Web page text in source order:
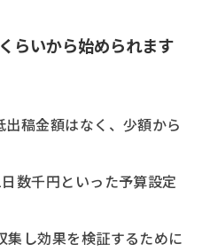
らいから始められます
稿金額はなく、少額から
数千円といった予算設定
し効果を検証するために